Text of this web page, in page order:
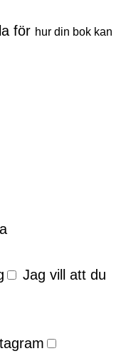
för hur din bok kan
Jag vill att du